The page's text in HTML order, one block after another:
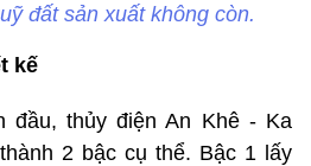
đất sản xuất không còn.
kế
đầu, thủy điện An Khê - Ka
2 bậc cụ thể. Bậc 1 lấy